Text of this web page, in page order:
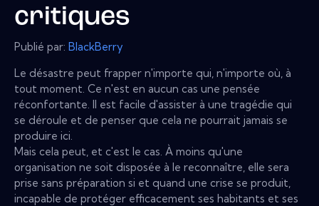
critiques
Publié par: BlackBerry
Le désastre peut frapper n'importe qui, n'importe où, à
tout moment. Ce n'est en aucun cas une pensée
réconfortante. Il est facile d'assister à une tragédie qui
se déroule et de penser que cela ne pourrait jamais se
produire ici.
Mais cela peut, et c'est le cas. À moins qu'une
organisation ne soit disposée à le reconnaître, elle sera
prise sans préparation si et quand une crise se produit,
incapable de protéger efficacement ses habitants et ses